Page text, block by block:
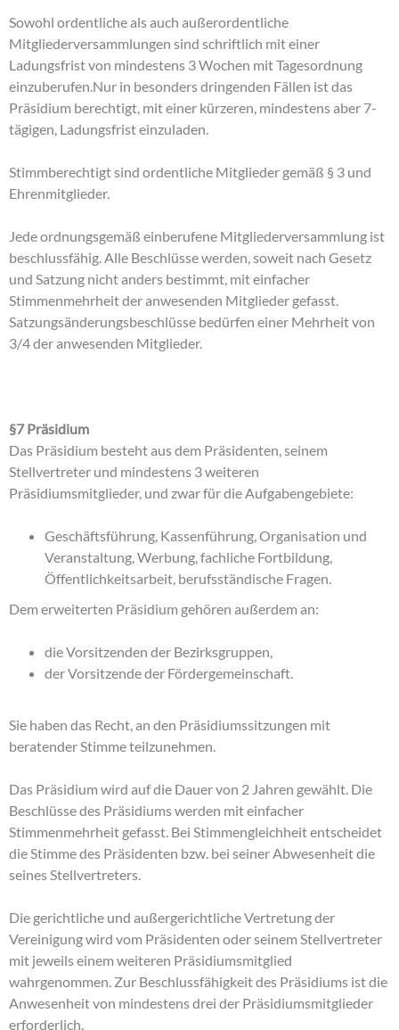
Sowohl ordentliche als auch außerordentliche
Mitgliederversammlungen sind schriftlich mit einer
Ladungsfrist von mindestens 3 Wochen mit Tagesordnung
einzuberufen.Nur in besonders dringenden Fällen ist das
Präsidium berechtigt, mit einer kürzeren, mindestens aber 7-
tägigen, Ladungsfrist einzuladen.
Stimmberechtigt sind ordentliche Mitglieder gemäß § 3 und
Ehrenmitglieder.
Jede ordnungsgemäß einberufene Mitgliederversammlung ist
beschlussfähig. Alle Beschlüsse werden, soweit nach Gesetz
und Satzung nicht anders bestimmt, mit einfacher
Stimmenmehrheit der anwesenden Mitglieder gefasst.
Satzungsänderungsbeschlüsse bedürfen einer Mehrheit von
3/4 der anwesenden Mitglieder.
§7 Präsidium
Das Präsidium besteht aus dem Präsidenten, seinem
Stellvertreter und mindestens 3 weiteren
Präsidiumsmitglieder, und zwar für die Aufgabengebiete:
Geschäftsführung, Kassenführung, Organisation und
Veranstaltung, Werbung, fachliche Fortbildung,
Öffentlichkeitsarbeit, berufsständische Fragen.
Dem erweiterten Präsidium gehören außerdem an:
die Vorsitzenden der Bezirksgruppen,
der Vorsitzende der Fördergemeinschaft.
Sie haben das Recht, an den Präsidiumssitzungen mit
beratender Stimme teilzunehmen.
Das Präsidium wird auf die Dauer von 2 Jahren gewählt. Die
Beschlüsse des Präsidiums werden mit einfacher
Stimmenmehrheit gefasst. Bei Stimmengleichheit entscheidet
die Stimme des Präsidenten bzw. bei seiner Abwesenheit die
seines Stellvertreters.
Die gerichtliche und außergerichtliche Vertretung der
Vereinigung wird vom Präsidenten oder seinem Stellvertreter
mit jeweils einem weiteren Präsidiumsmitglied
wahrgenommen. Zur Beschlussfähigkeit des Präsidiums ist die
Anwesenheit von mindestens drei der Präsidiumsmitglieder
erforderlich.